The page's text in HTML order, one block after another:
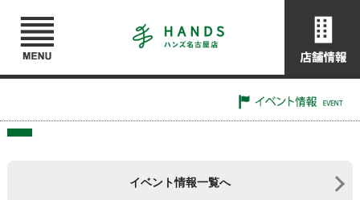
イベント情報一覧へ